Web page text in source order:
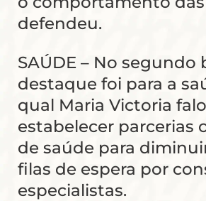
defendeu.
SAÚDE – No segundo
destaque foi para a
qual Maria Victoria
estabelecer parcerias
de saúde para
filas de espera por
especialistas.